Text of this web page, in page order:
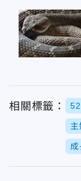
相關標籤：
主
成